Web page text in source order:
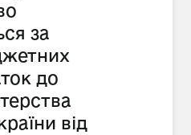
за
до
від